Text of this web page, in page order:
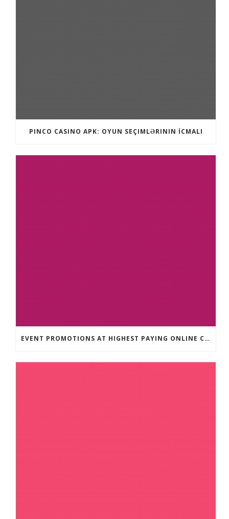
PINCO CASINO APK: OYUN SEÇIMLƏRININ İCMALI
EVENT PROMOTIONS AT HIGHEST PAYING ONLINE CASINOS WITH BEST RTP